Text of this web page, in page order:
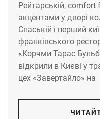
Рейтарській, comfort
акцентами у дворі
Спаській і перший
франківського
«Корчми Тарас
відкрили в Києві у
цех «Завертайло» на